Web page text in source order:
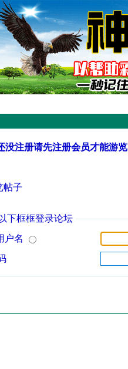
没注册请先注册会员才能游览
帖子
下框框登录论坛
户名